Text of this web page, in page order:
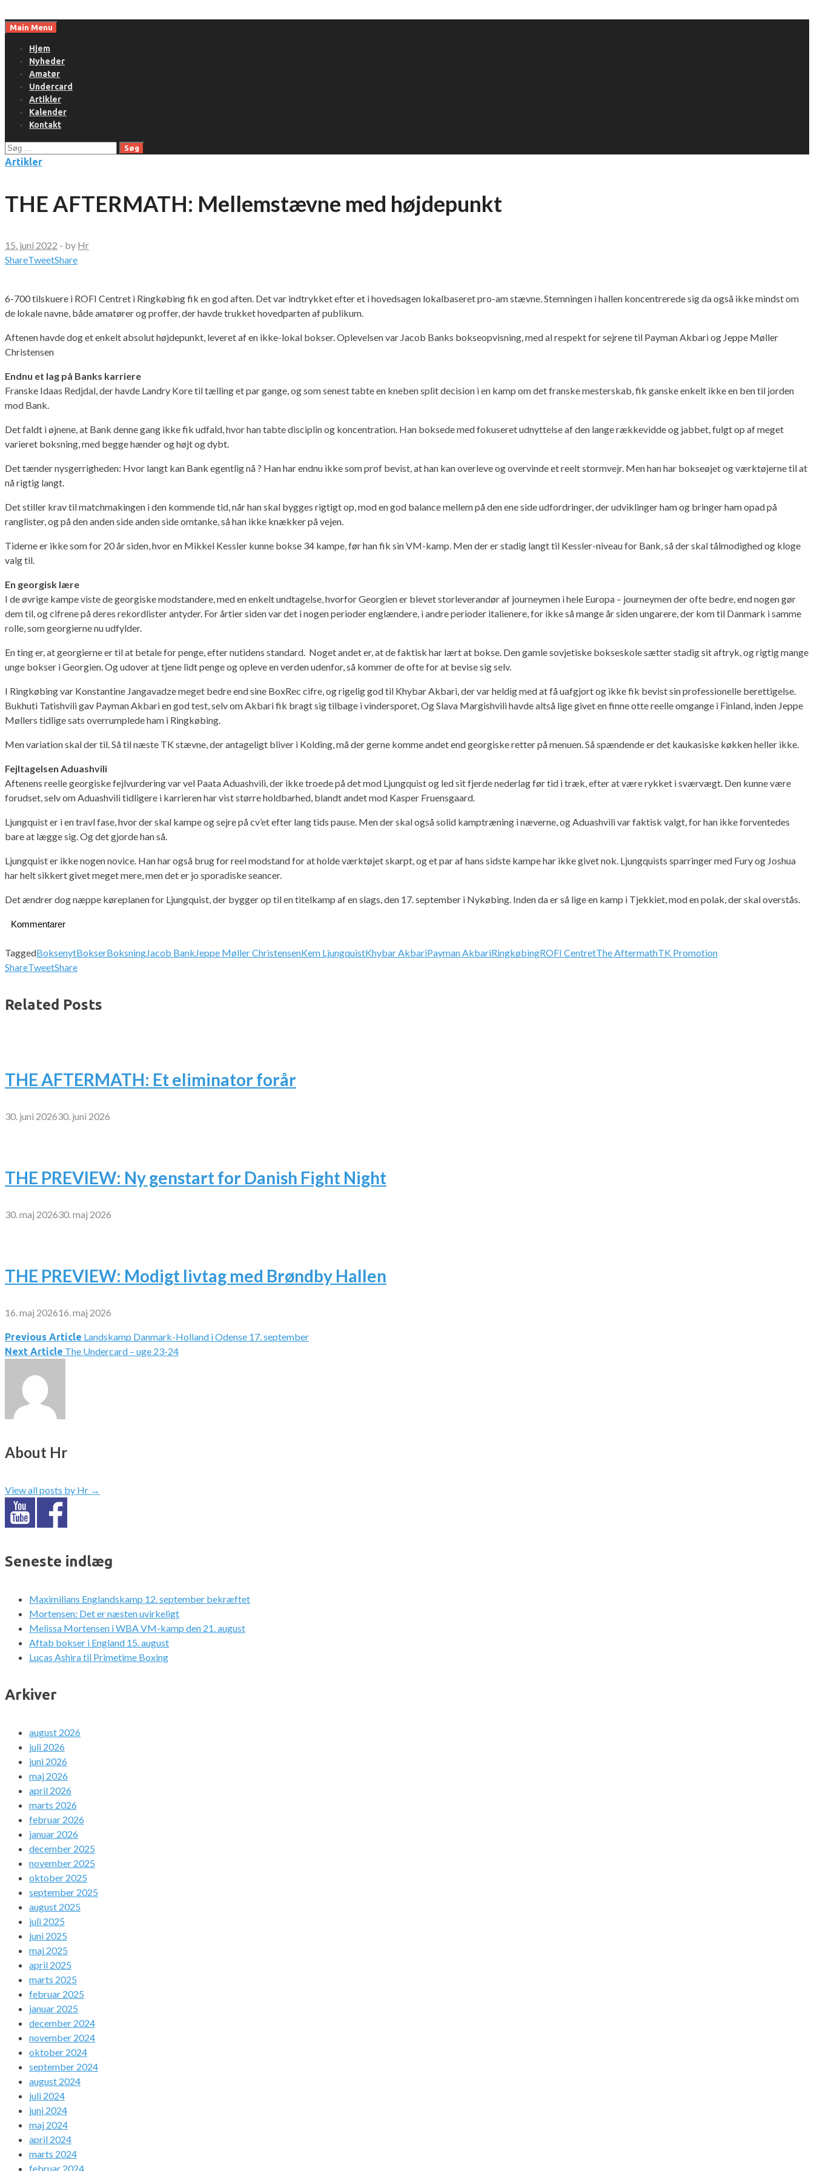
toMain Menu
Hjem
Nyheder
Amatør
Undercard
Artikler
Kalender
Kontakt
Søg
efter:
Artikler
THE AFTERMATH: Mellemstævne med højdepunkt
15. juni 2022 - by Hr
ShareTweetShare
6-700 tilskuere i ROFI Centret i Ringkøbing fik en god aften. Det var indtrykket efter et i hovedsagen lokalbaseret pro-am stævne. Stemningen i hallen koncentrerede sig da også ikke mindst om
de lokale navne, både amatører og proffer, der havde trukket hovedparten af publikum.
Aftenen havde dog et enkelt absolut højdepunkt, leveret af en ikke-lokal bokser. Oplevelsen var Jacob Banks bokseopvisning, med al respekt for sejrene til Payman Akbari og Jeppe Møller
Christensen
Endnu et lag på Banks karriere
Franske Idaas Redjdal, der havde Landry Kore til tælling et par gange, og som senest tabte en kneben split decision i en kamp om det franske mesterskab, fik ganske enkelt ikke en ben til jorden
mod Bank.
Det faldt i øjnene, at Bank denne gang ikke fik udfald, hvor han tabte disciplin og koncentration. Han boksede med fokuseret udnyttelse af den lange rækkevidde og jabbet, fulgt op af meget
varieret boksning, med begge hænder og højt og dybt.
Det tænder nysgerrigheden: Hvor langt kan Bank egentlig nå ? Han har endnu ikke som prof bevist, at han kan overleve og overvinde et reelt stormvejr. Men han har bokseøjet og værktøjerne til at
nå rigtig langt.
Det stiller krav til matchmakingen i den kommende tid, når han skal bygges rigtigt op, mod en god balance mellem på den ene side udfordringer, der udviklinger ham og bringer ham opad på
ranglister, og på den anden side anden side omtanke, så han ikke knækker på vejen.
Tiderne er ikke som for 20 år siden, hvor en Mikkel Kessler kunne bokse 34 kampe, før han fik sin VM-kamp. Men der er stadig langt til Kessler-niveau for Bank, så der skal tålmodighed og kloge
valg til.
En georgisk lære
I de øvrige kampe viste de georgiske modstandere, med en enkelt undtagelse, hvorfor Georgien er blevet storleverandør af journeymen i hele Europa – journeymen der ofte bedre, end nogen gør
dem til, og cifrene på deres rekordlister antyder. For årtier siden var det i nogen perioder englændere, i andre perioder italienere, for ikke så mange år siden ungarere, der kom til Danmark i samme
rolle, som georgierne nu udfylder.
En ting er, at georgierne er til at betale for penge, efter nutidens standard. Noget andet er, at de faktisk har lært at bokse. Den gamle sovjetiske bokseskole sætter stadig sit aftryk, og rigtig mange
unge bokser i Georgien. Og udover at tjene lidt penge og opleve en verden udenfor, så kommer de ofte for at bevise sig selv.
I Ringkøbing var Konstantine Jangavadze meget bedre end sine BoxRec cifre, og rigelig god til Khybar Akbari, der var heldig med at få uafgjort og ikke fik bevist sin professionelle berettigelse.
Bukhuti Tatishvili gav Payman Akbari en god test, selv om Akbari fik bragt sig tilbage i vindersporet, Og Slava Margishvili havde altså lige givet en finne otte reelle omgange i Finland, inden Jeppe
Møllers tidlige sats overrumplede ham i Ringkøbing.
Men variation skal der til. Så til næste TK stævne, der antageligt bliver i Kolding, må der gerne komme andet end georgiske retter på menuen. Så spændende er det kaukasiske køkken heller ikke.
Fejltagelsen Aduashvili
Aftenens reelle georgiske fejlvurdering var vel Paata Aduashvili, der ikke troede på det mod Ljungquist og led sit fjerde nederlag før tid i træk, efter at være rykket i sværvægt. Den kunne være
forudset, selv om Aduashvili tidligere i karrieren har vist større holdbarhed, blandt andet mod Kasper Fruensgaard.
Ljungquist er i en travl fase, hvor der skal kampe og sejre på cv’et efter lang tids pause. Men der skal også solid kamptræning i næverne, og Aduashvili var faktisk valgt, for han ikke forventedes
bare at lægge sig. Og det gjorde han så.
Ljungquist er ikke nogen novice. Han har også brug for reel modstand for at holde værktøjet skarpt, og et par af hans sidste kampe har ikke givet nok. Ljungquists sparringer med Fury og Joshua
har helt sikkert givet meget mere, men det er jo sporadiske seancer.
Det ændrer dog næppe køreplanen for Ljungquist, der bygger op til en titelkamp af en slags, den 17. september i Nykøbing. Inden da er så lige en kamp i Tjekkiet, mod en polak, der skal overstås.
Kommentarer
TaggedBoksenytBokserBoksningJacob Bank Jeppe Møller ChristensenKem LjungquistKhybar AkbariPayman AkbariRingkøbingROFI CentretThe AftermathTK Promotion
ShareTweetShare
Related Posts
THE AFTERMATH: Et eliminator forår
30. juni 202630. juni 2026
THE PREVIEW: Ny genstart for Danish Fight Night
30. maj 202630. maj 2026
THE PREVIEW: Modigt livtag med Brøndby Hallen
16. maj 202616. maj 2026
Indlægsnavigation
Previous Article Landskamp Danmark-Holland i Odense 17. september
Next Article The Undercard – uge 23-24
About Hr
View all posts by Hr →
Seneste indlæg
Maximilians Englandskamp 12. september bekræftet
Mortensen: Det er næsten uvirkeligt
Melissa Mortensen i WBA VM-kamp den 21. august
Aftab bokser i England 15. august
Lucas Ashira til Primetime Boxing
Arkiver
august 2026
juli 2026
juni 2026
maj 2026
april 2026
marts 2026
februar 2026
januar 2026
december 2025
november 2025
oktober 2025
september 2025
august 2025
juli 2025
juni 2025
maj 2025
april 2025
marts 2025
februar 2025
januar 2025
december 2024
november 2024
oktober 2024
september 2024
august 2024
juli 2024
juni 2024
maj 2024
april 2024
marts 2024
februar 2024